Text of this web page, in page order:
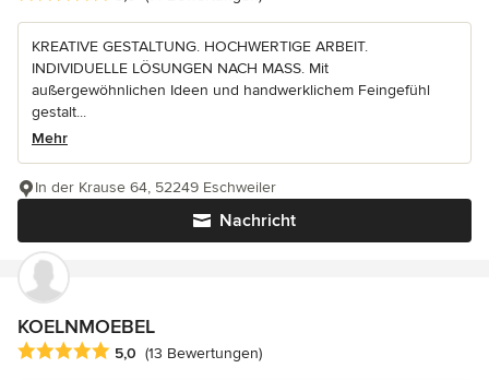
KREATIVE GESTALTUNG. HOCHWERTIGE ARBEIT.
INDIVIDUELLE LÖSUNGEN NACH MASS. Mit
außergewöhnlichen Ideen und handwerklichem Feingefühl
gestalt...
Mehr
Nachricht
In der Krause 64, 52249 Eschweiler
KOELNMOEBEL
Durchschnittliche Bewertung: 5 von 5 Sternen
5,0 (13 Bewertungen)